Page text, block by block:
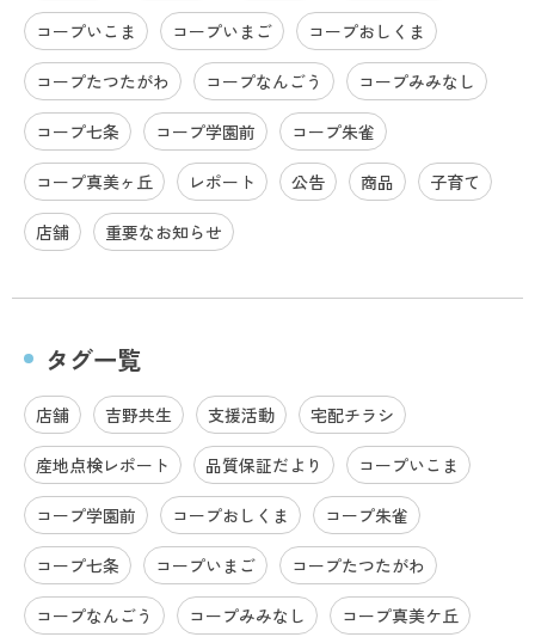
コープいこま コープいまご コープおしくま
コープたつたがわ コープなんごう コープみみなし
コープ七条 コープ学園前 コープ朱雀
コープ真美ヶ丘 レポート 公告 商品 子育て
店舗 重要なお知らせ
タグ一覧
店舗 吉野共生 支援活動 宅配チラシ
産地点検レポート 品質保証だより コープいこま
コープ学園前 コープおしくま コープ朱雀
コープ七条 コープいまご コープたつたがわ
コープなんごう コープみみなし コープ真美ケ丘